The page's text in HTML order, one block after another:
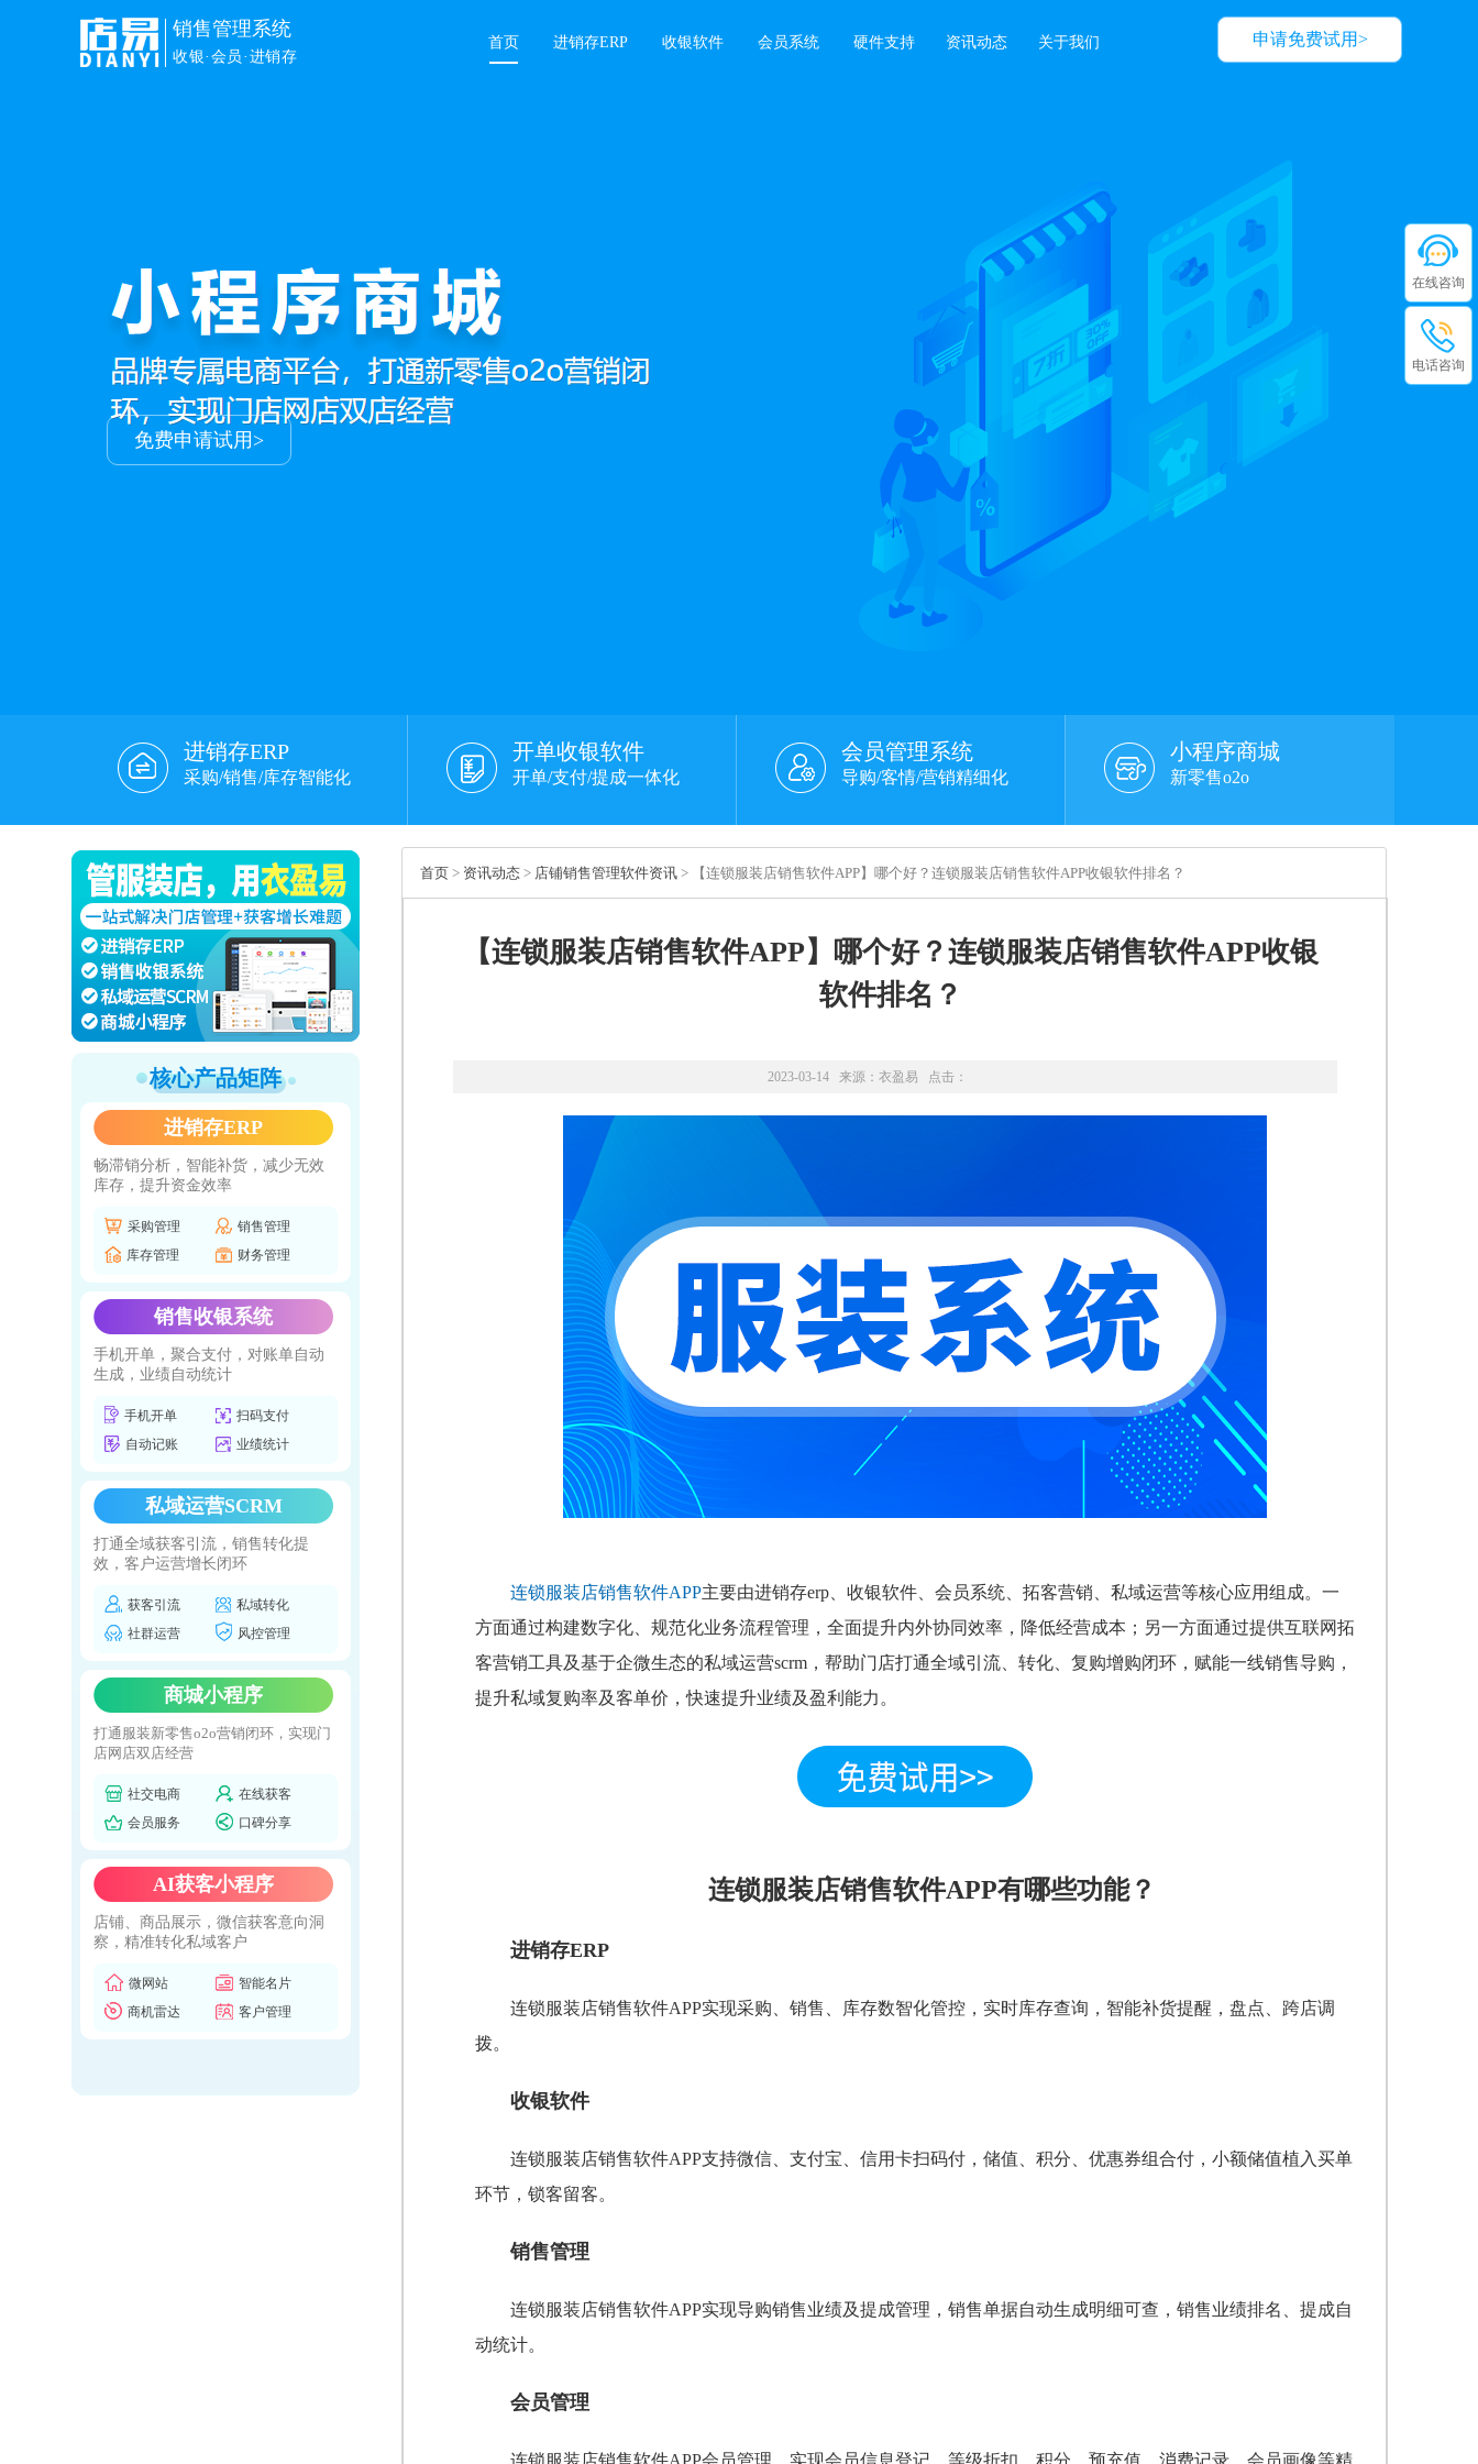
申请免费试用>
销售管理系统
收银·会员·进销存
首页 进销存ERP 收银软件 会员系统 硬件支持 资讯动态 关于我们
免费申请试用>
进销存ERP
采购/销售/库存智能化
开单收银软件
开单/支付/提成一体化
会员管理系统
导购/客情/营销精细化
小程序商城
新零售o2o
核心产品矩阵
进销存ERP
畅滞销分析，智能补货，减少无效
库存，提升资金效率
采购管理
销售管理
库存管理
财务管理
销售收银系统
手机开单，聚合支付，对账单自动
生成，业绩自动统计
手机开单
扫码支付
自动记账
业绩统计
私域运营SCRM
打通全域获客引流，销售转化提
效，客户运营增长闭环
获客引流
私域转化
社群运营
风控管理
商城小程序
打通服装新零售o2o营销闭环，实现门
店网店双店经营
社交电商
在线获客
会员服务
口碑分享
AI获客小程序
店铺、商品展示，微信获客意向洞
察，精准转化私域客户
微网站
智能名片
商机雷达
客户管理
首页 > 资讯动态 > 店铺销售管理软件资讯 > 【连锁服装店销售软件APP】哪个好？连锁服装店销售软件APP收银软件排名？
【连锁服装店销售软件APP】哪个好？连锁服装店销售软件APP收银
软件排名？
2023-03-14 来源： 衣盈易 点击：
连锁服装店销售软件APP主要由进销存erp、收银软件、会员系统、拓客营销、私域运营等核心应用组成。一
方面通过构建数字化、规范化业务流程管理，全面提升内外协同效率，降低经营成本；另一方面通过提供互联网拓
客营销工具及基于企微生态的私域运营scrm，帮助门店打通全域引流、转化、复购增购闭环，赋能一线销售导购，
提升私域复购率及客单价，快速提升业绩及盈利能力。
连锁服装店销售软件APP有哪些功能？
进销存ERP
连锁服装店销售软件APP实现采购、销售、库存数智化管控，实时库存查询，智能补货提醒，盘点、跨店调
拨。
收银软件
连锁服装店销售软件APP支持微信、支付宝、信用卡扫码付，储值、积分、优惠券组合付，小额储值植入买单
环节，锁客留客。
销售管理
连锁服装店销售软件APP实现导购销售业绩及提成管理，销售单据自动生成明细可查，销售业绩排名、提成自
动统计。
会员管理
连锁服装店销售软件APP会员管理，实现会员信息登记、等级折扣、积分、预充值、消费记录，会员画像等精
在线咨询
电话咨询